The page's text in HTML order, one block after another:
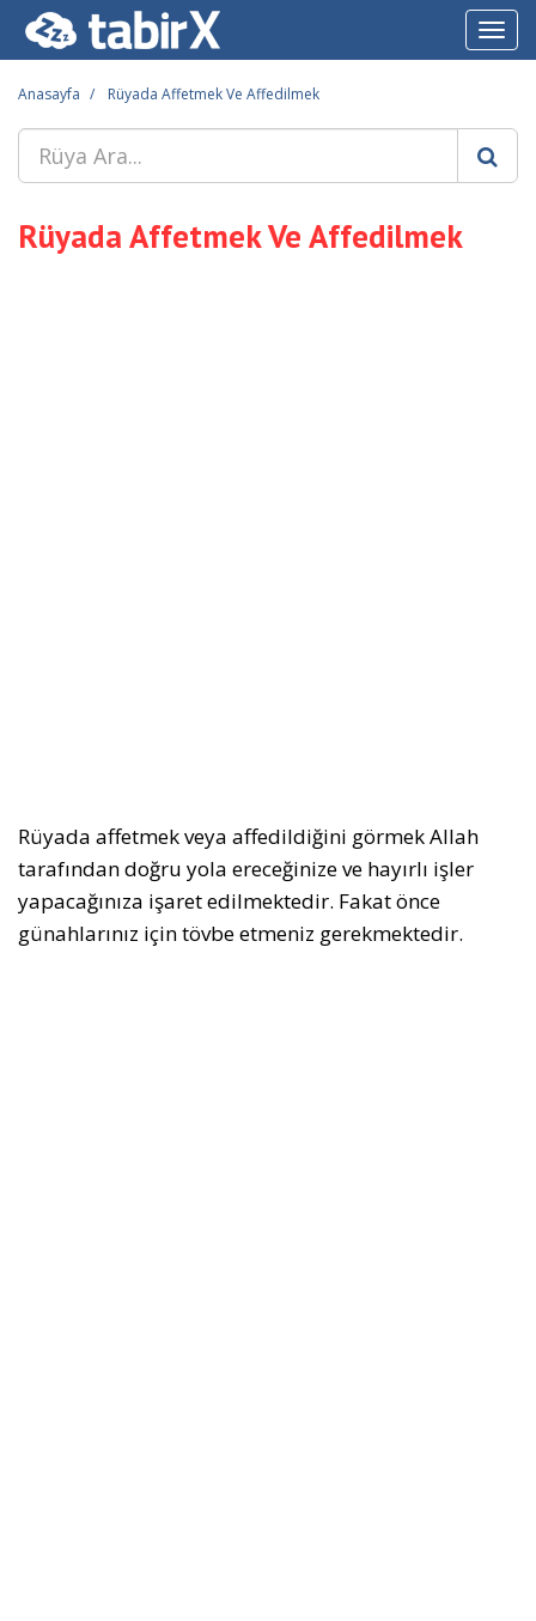
Anasayfa Rüyada Affetmek Ve Affedilmek
Rüyada Affetmek Ve Affedilmek
Rüyada affetmek veya affedildiğini görmek Allah
tarafından doğru yola ereceğinize ve hayırlı işler
yapacağınıza işaret edilmektedir. Fakat önce
günahlarınız için tövbe etmeniz gerekmektedir.